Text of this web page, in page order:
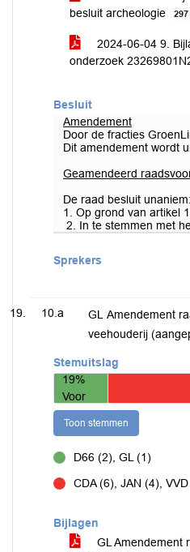
besluit archeologie
2024-06-04 9.
onderzoek
Besluit
Amendement
Door de fracties
Dit amendement wordt
Geamendeerd
De raad besluit unaniem:
1. Op grond van artikel
2. In te stemmen met
Sprekers
10.a
GL Amendement
veehouderij
Stemuitslag
19%
Voor
Toon stemmen
D66 (2), GL (1)
CDA (6), JAN (4),
Bijlagen
GL Amendement